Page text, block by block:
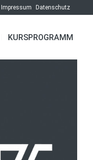
Impressum Datenschutz
KURSPROGRAMM